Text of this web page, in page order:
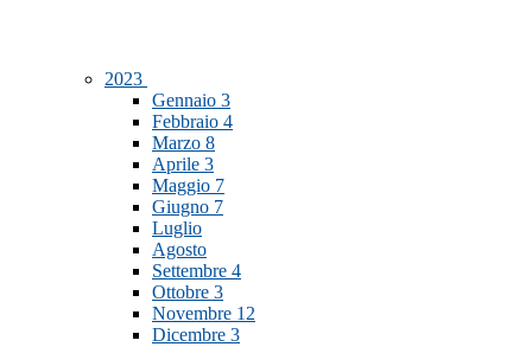
2023
Gennaio 3
Febbraio 4
Marzo 8
Aprile 3
Maggio 7
Giugno 7
Luglio
Agosto
Settembre 4
Ottobre 3
Novembre 12
Dicembre 3